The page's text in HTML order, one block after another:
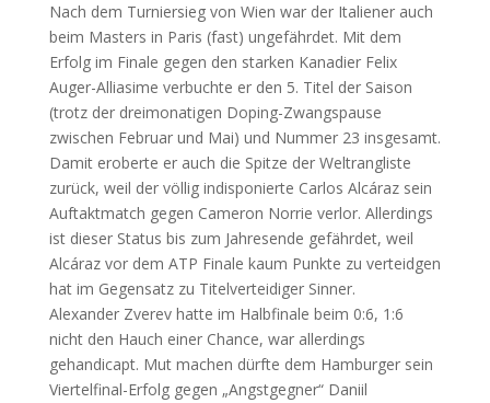
Nach dem Turniersieg von Wien war der Italiener auch
beim Masters in Paris (fast) ungefährdet. Mit dem
Erfolg im Finale gegen den starken Kanadier Felix
Auger-Alliasime verbuchte er den 5. Titel der Saison
(trotz der dreimonatigen Doping-Zwangspause
zwischen Februar und Mai) und Nummer 23 insgesamt.
Damit eroberte er auch die Spitze der Weltrangliste
zurück, weil der völlig indisponierte Carlos Alcáraz sein
Auftaktmatch gegen Cameron Norrie verlor. Allerdings
ist dieser Status bis zum Jahresende gefährdet, weil
Alcáraz vor dem ATP Finale kaum Punkte zu verteidgen
hat im Gegensatz zu Titelverteidiger Sinner.
Alexander Zverev hatte im Halbfinale beim 0:6, 1:6
nicht den Hauch einer Chance, war allerdings
gehandicapt. Mut machen dürfte dem Hamburger sein
Viertelfinal-Erfolg gegen „Angstgegner“ Daniil